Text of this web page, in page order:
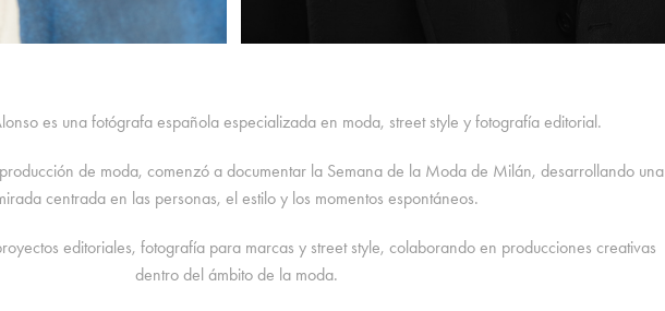
es una fotógrafa española especializada en moda, street style y fotografía editorial.
de moda, comenzó a documentar la Semana de la Moda de Milán, desarrollando una
centrada en las personas, el estilo y los momentos espontáneos.
editoriales, fotografía para marcas y street style, colaborando en producciones creativas
dentro del ámbito de la moda.